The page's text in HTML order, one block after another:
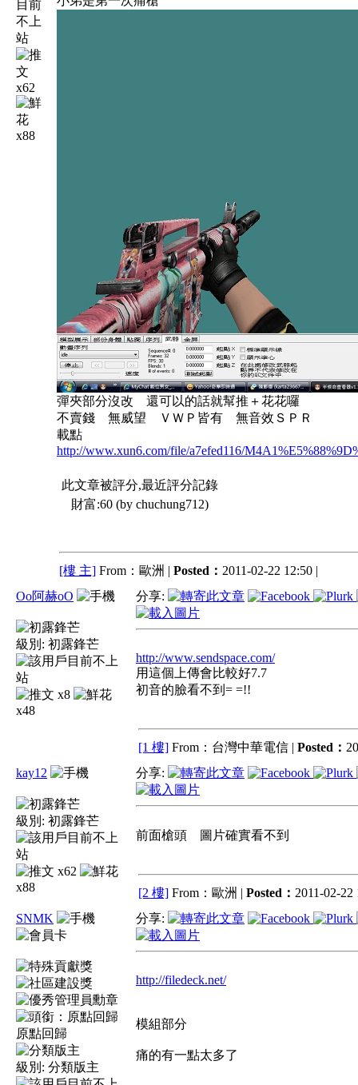
x62
x88
彈夾部分沒改 還可以的話就幫推＋花花囉
不賣錢 無威望 ＶＷＰ皆有 無音效ＳＰＲ
載點
http://www.xun6.com/file/a7efed116/
此文章被評分,最近評分記錄
財富:60 (by chuchung712)
[樓 主] From：歐洲 | Posted： 2011-02-22 12:50 |
Oo阿赫oO
級別: 初露鋒芒
x8
x48
分享:
http://www.sendspace.com/
用這個上傳會比較好7.7
初音的臉看不到= =!!
[1 樓] From：台灣中華電信 | Posted：
kay12
級別: 初露鋒芒
x62
x88
分享:
前面槍頭 圖片確實看不到
[2 樓] From：歐洲 | Posted： 2011-02-22
SNMK
原點回歸
級別: 分類版主
分享:
http://filedeck.net/
模組部分
痛的有一點太多了